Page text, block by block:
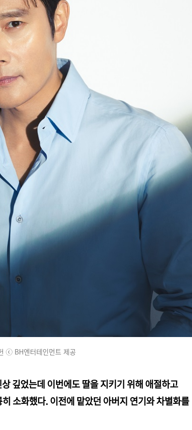
ⓒ BH엔터테인먼트 제공
깊었는데 이번에도 딸을 지키기 위해 애절하고
소화했다. 이전에 맡았던 아버지 연기와 차별화를